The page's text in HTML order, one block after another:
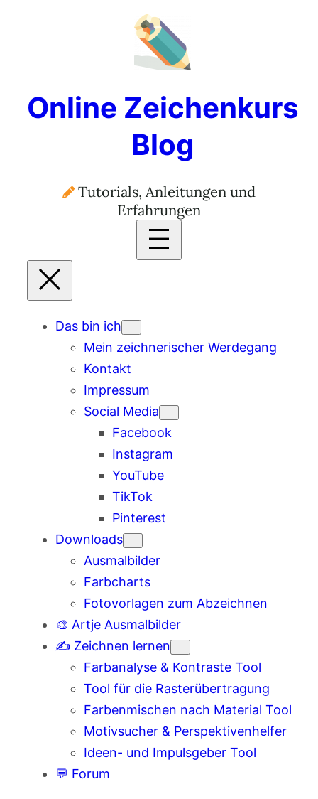
Online Zeichenkurs
Blog
Tutorials, Anleitungen und
Erfahrungen
Das bin ich
Mein zeichnerischer Werdegang
Kontakt
Impressum
Social Media
Facebook
Instagram
YouTube
TikTok
Pinterest
Downloads
Ausmalbilder
Farbcharts
Fotovorlagen zum Abzeichnen
🎨 Artje Ausmalbilder
✍️ Zeichnen lernen
Farbanalyse & Kontraste Tool
Tool für die Rasterübertragung
Farbenmischen nach Material Tool
Motivsucher & Perspektivenhelfer
Ideen- und Impulsgeber Tool
💬 Forum